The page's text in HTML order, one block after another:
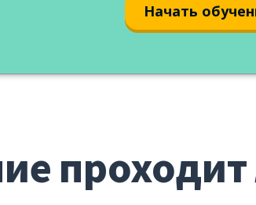
Начать
проходит